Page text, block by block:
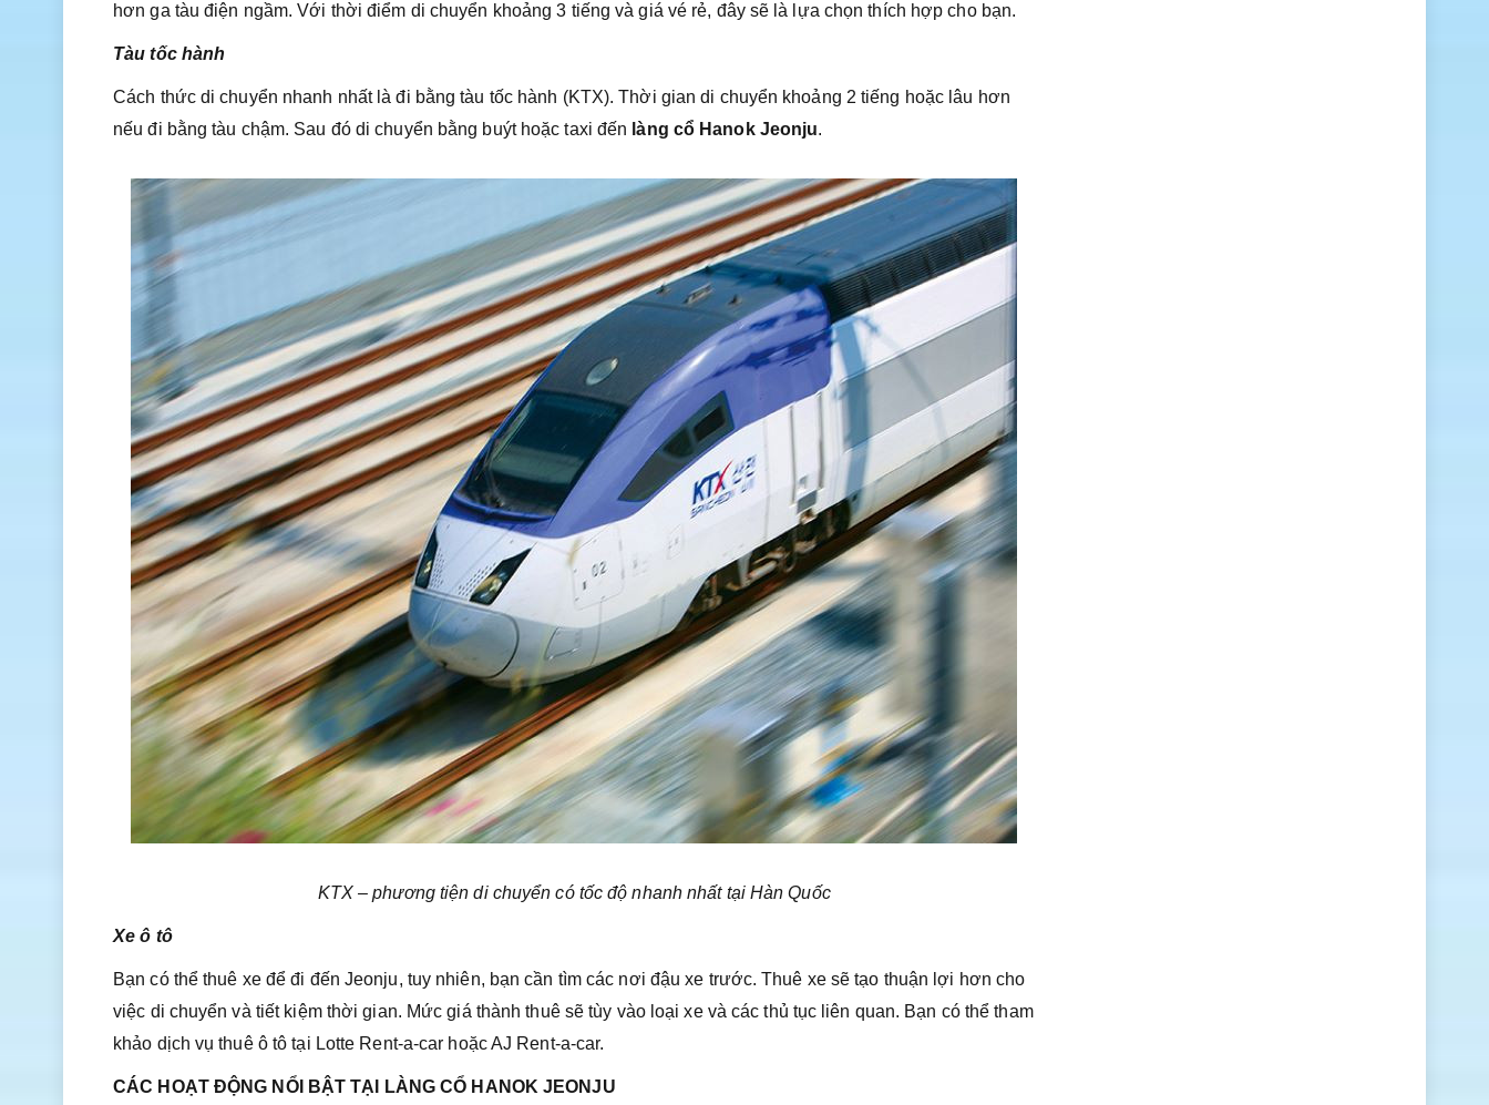
hơn ga tàu điện ngầm. Với thời điểm di chuyển khoảng 3 tiếng và giá vé rẻ, đây sẽ là lựa chọn thích hợp cho bạn.
Tàu tốc hành
Cách thức di chuyển nhanh nhất là đi bằng tàu tốc hành (KTX). Thời gian di chuyển khoảng 2 tiếng hoặc lâu hơn
nếu đi bằng tàu chậm. Sau đó di chuyển bằng buýt hoặc taxi đến làng cổ Hanok Jeonju.
KTX – phương tiện di chuyển có tốc độ nhanh nhất tại Hàn Quốc
Xe ô tô
Bạn có thể thuê xe để đi đến Jeonju, tuy nhiên, bạn cần tìm các nơi đậu xe trước. Thuê xe sẽ tạo thuận lợi hơn cho
việc di chuyển và tiết kiệm thời gian. Mức giá thành thuê sẽ tùy vào loại xe và các thủ tục liên quan. Bạn có thể tham
khảo dịch vụ thuê ô tô tại Lotte Rent-a-car hoặc AJ Rent-a-car.
CÁC HOẠT ĐỘNG NỔI BẬT TẠI LÀNG CỔ HANOK JEONJU